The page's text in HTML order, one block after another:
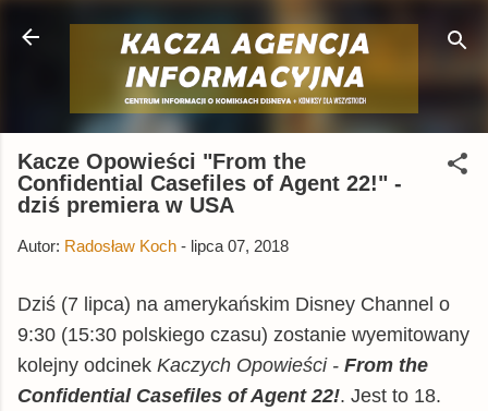
Przejdź do głównej zawartości
Kacze Opowieści "From the
Confidential Casefiles of Agent 22!" -
dziś premiera w USA
Autor: Radosław Koch - lipca 07, 2018
Dziś (7 lipca) na amerykańskim Disney Channel o
9:30 (15:30 polskiego czasu) zostanie wyemitowany
kolejny odcinek Kaczych Opowieści - From the
Confidential Casefiles of Agent 22!. Jest to 18.